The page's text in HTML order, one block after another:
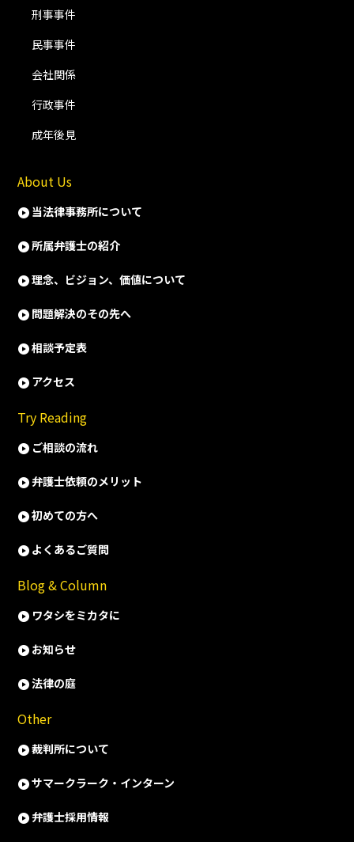
刑事事件
民事事件
会社関係
行政事件
成年後見
About Us
当法律事務所について
所属弁護士の紹介
理念、ビジョン、価値について
問題解決のその先へ
相談予定表
アクセス
Try Reading
ご相談の流れ
弁護士依頼のメリット
初めての方へ
よくあるご質問
Blog & Column
ワタシをミカタに
お知らせ
法律の庭
Other
裁判所について
サマークラーク・インターン
弁護士採用情報